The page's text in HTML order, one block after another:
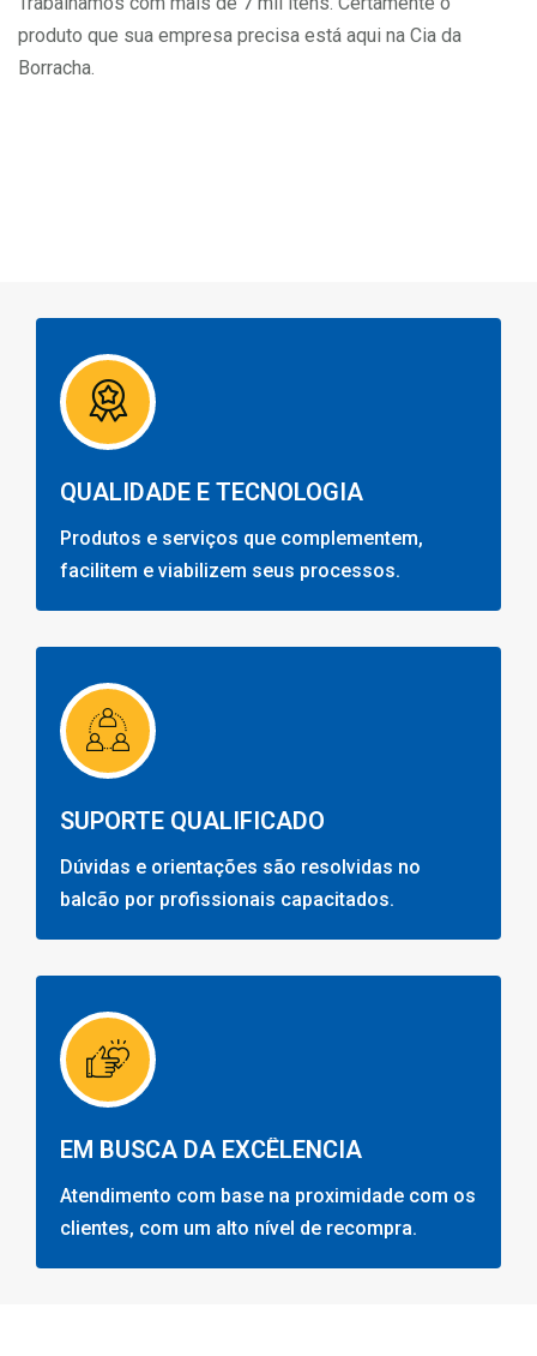
produto que sua empresa precisa está aqui na Cia da
Borracha.
QUALIDADE E TECNOLOGIA
Produtos e serviços que complementem,
facilitem e viabilizem seus processos.
SUPORTE QUALIFICADO
Dúvidas e orientações são resolvidas no
balcão por profissionais capacitados.
EM BUSCA DA EXCÊLENCIA
Atendimento com base na proximidade com os
clientes, com um alto nível de recompra.